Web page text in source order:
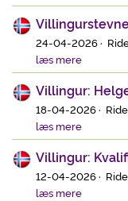
24-04-2026 ·
læs mere
Villingur:
18-04-2026 ·
læs mere
Villingur:
12-04-2026 ·
læs mere